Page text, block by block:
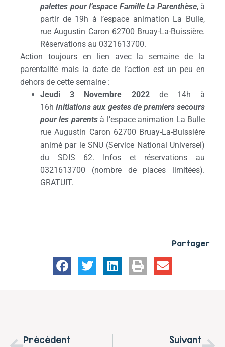
palettes pour l’espace Famille La Parenthèse, à
partir de 19h à l’espace animation La Bulle,
rue Augustin Caron 62700 Bruay-La-Buissière.
Réservations au 0321613700.
Action toujours en lien avec la semaine de la
parentalité mais la date de l’action est un peu en
dehors de cette semaine :
Jeudi 3 Novembre 2022de 14h à
16hInitiations aux gestes de premiers secours
pour les parentsà l’espace animation La Bulle
rue Augustin Caron 62700 Bruay-La-Buissière
animé par le SNU (Service National Universel)
du SDIS 62. Infos et réservations au
0321613700 (nombre de places limitées).
GRATUIT.
Partager
Précédent Suivant